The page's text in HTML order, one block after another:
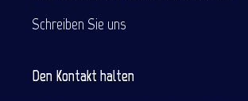
Schreiben Sie uns
Den Kontakt halten